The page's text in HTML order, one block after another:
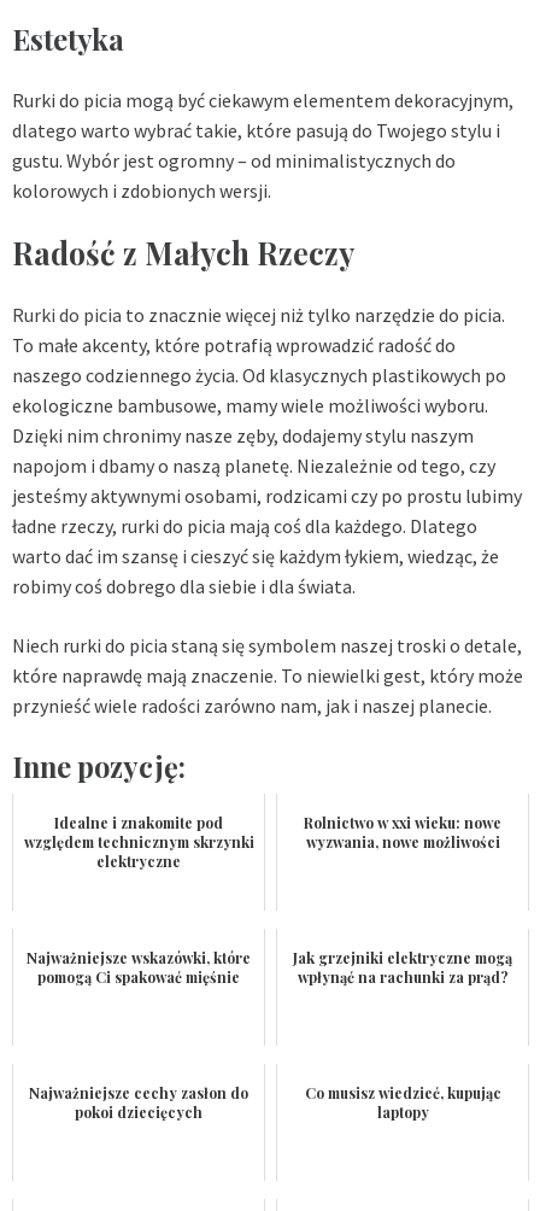
Estetyka
Rurki do picia mogą być ciekawym elementem dekoracyjnym,
dlatego warto wybrać takie, które pasują do Twojego stylu i
gustu. Wybór jest ogromny – od minimalistycznych do
kolorowych i zdobionych wersji.
Radość z Małych Rzeczy
Rurki do picia to znacznie więcej niż tylko narzędzie do picia.
To małe akcenty, które potrafią wprowadzić radość do
naszego codziennego życia. Od klasycznych plastikowych po
ekologiczne bambusowe, mamy wiele możliwości wyboru.
Dzięki nim chronimy nasze zęby, dodajemy stylu naszym
napojom i dbamy o naszą planetę. Niezależnie od tego, czy
jesteśmy aktywnymi osobami, rodzicami czy po prostu lubimy
ładne rzeczy, rurki do picia mają coś dla każdego. Dlatego
warto dać im szansę i cieszyć się każdym łykiem, wiedząc, że
robimy coś dobrego dla siebie i dla świata.
Niech rurki do picia staną się symbolem naszej troski o detale,
które naprawdę mają znaczenie. To niewielki gest, który może
przynieść wiele radości zarówno nam, jak i naszej planecie.
Inne pozycję:
Idealne i znakomite pod
względem technicznym skrzynki
elektryczne
Rolnictwo w xxi wieku: nowe
wyzwania, nowe możliwości
Najważniejsze wskazówki, które
pomogą Ci spakować mięśnie
Jak grzejniki elektryczne mogą
wpłynąć na rachunki za prąd?
Najważniejsze cechy zasłon do
pokoi dziecięcych
Co musisz wiedzieć, kupując
laptopy